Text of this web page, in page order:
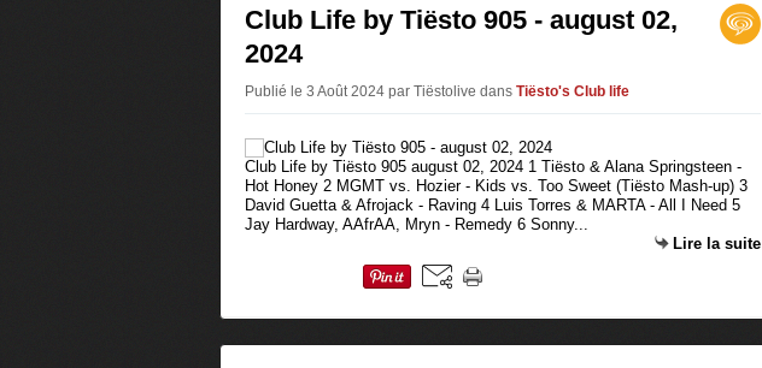
Club Life by Tiësto 905 - august 02,
2024
Publié le 3 Août 2024 par Tiëstolive dans Tiësto's Club life
Club Life by Tiësto 905 august 02, 2024 1 Tiësto & Alana Springsteen -
Hot Honey 2 MGMT vs. Hozier - Kids vs. Too Sweet (Tiësto Mash-up) 3
David Guetta & Afrojack - Raving 4 Luis Torres & MARTA - All I Need 5
Jay Hardway, AAfrAA, Mryn - Remedy 6 Sonny...
Lire la suite